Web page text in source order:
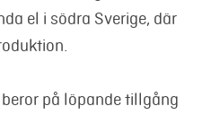
el i södra Sverige, där
på löpande tillgång